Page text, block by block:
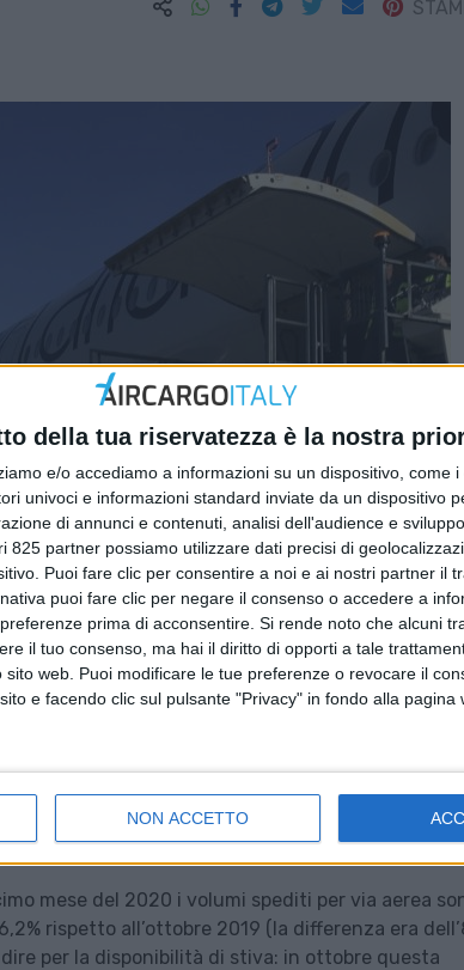
della tua riservatezza è la nostra
e/o accediamo a informazioni su un dispositivo, come
univoci e informazioni standard inviate da un dispositivo
di annunci e contenuti, analisi dell'audience e
825 partner possiamo utilizzare dati precisi di
Puoi fare clic per consentire a noi e ai nostri partner il
puoi fare clic per negare il consenso o accedere a
prima di acconsentire. Si rende noto che alcuni
il tuo consenso, ma hai il diritto di opporti a tale
web. Puoi modificare le tue preferenze o revocare il
e facendo clic sul pulsante "Privacy" in fondo alla pagina
NON ACCETTO
aeree globale rispetto al 2019 è andato ancora
a quella che si era avutoda agosto a
mese del 2020 i volumi spediti per via aerea
rispetto all’ottobre 2019 (la differenza era
per la disponibilità di stiva: in ottobre questa